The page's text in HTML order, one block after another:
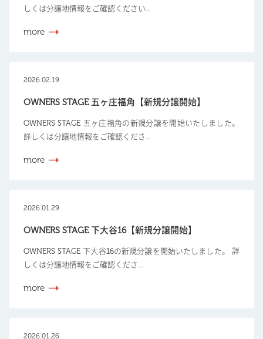
しくは分譲地情報をご確認ください...
more
2026.02.19
OWNERS STAGE 五ヶ庄福角【新規分譲開始】
OWNERS STAGE 五ヶ庄福角の新規分譲を開始いたしました。
詳しくは分譲地情報をご確認くださ...
more
2026.01.29
OWNERS STAGE 下大谷16【新規分譲開始】
OWNERS STAGE 下大谷16の新規分譲を開始いたしました。 詳
しくは分譲地情報をご確認くださ...
more
2026.01.26